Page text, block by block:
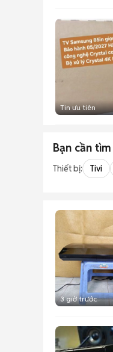
Tin ưu tiên
Bạn cần tìm
Thiết bị: Tivi
3 giờ trước